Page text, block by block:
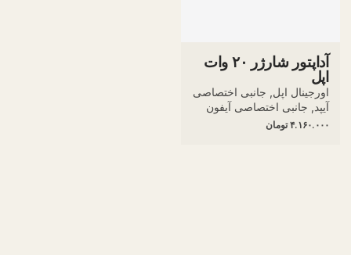
آداپتور شارژر ۲۰ وات
اپل
اورجینال اپل جانبی اختصاصی
آیپد
جانبی اختصاصی آیفون
۴.۱۶۰.۰۰۰ تومان